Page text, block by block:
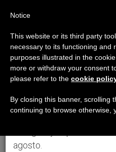
Aviso importante
Del 27 de julio al 7 de
anual, aprovechando que
se generan menos
agosto.
Notice
This website or its third party
necessary to its functioning and
purposes illustrated in the
more or withdraw your consent
please refer to the cookie
By closing this banner, scrolling
continuing to browse otherwise,